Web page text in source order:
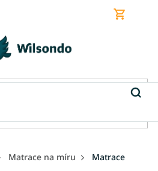
Nákupní
Matrace na míru
Matrace